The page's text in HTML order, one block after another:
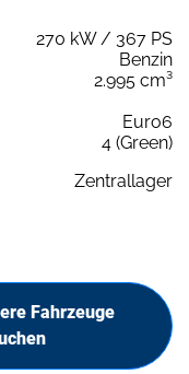
270 kW / 367 PS
Benzin
2.995 cm³
Euro6
4 (Green)
Zentrallager
Fahrzeuge